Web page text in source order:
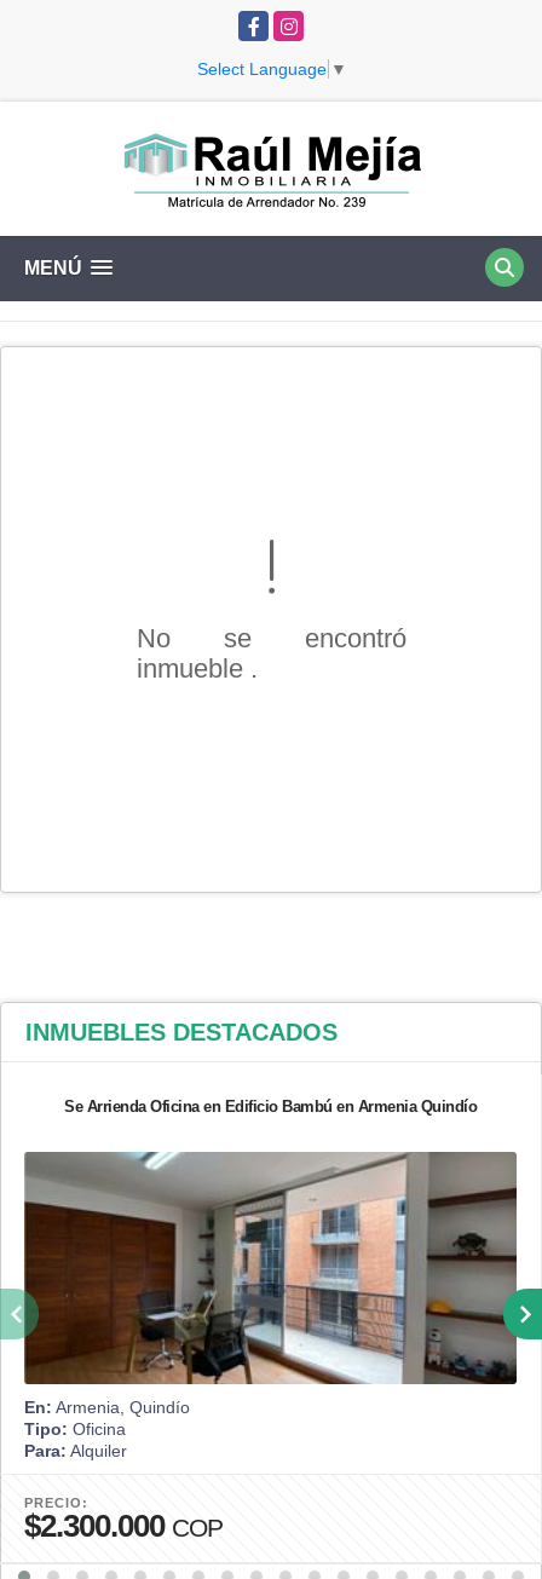
FacebookInstagram
Select Language ▼
MENÚ
No se encontró
inmueble .
INMUEBLES DESTACADOS
Se Arrienda Oficina en Edificio Bambú en Armenia Quindío
En: Armenia, Quindío
Tipo: Oficina
Para: Alquiler
PRECIO:
$2.300.000 COP